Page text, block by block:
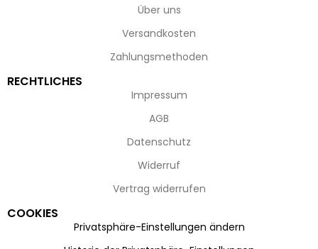
Über uns
Versandkosten
Zahlungsmethoden
RECHTLICHES
Impressum
AGB
Datenschutz
Widerruf
Vertrag widerrufen
COOKIES
Privatsphäre-Einstellungen ändern